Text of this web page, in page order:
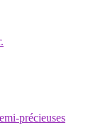
précieuses